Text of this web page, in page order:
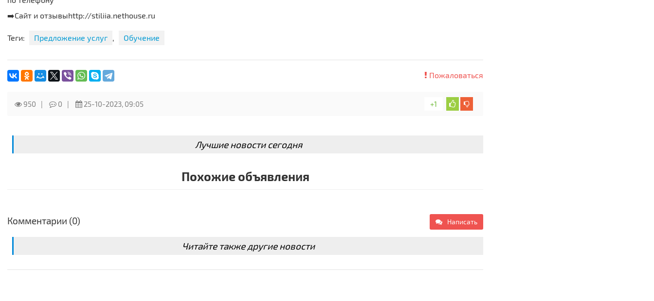
➡️Сайт и отзывыhttp://stiliia.nethouse.ru
Теги: Предложение услуг , Обучение
Пожаловаться
950 0 25-10-2023, 09:05 +1
Лучшие новости сегодня
Похожие объявления
Комментарии (0) Написать
Читайте также другие новости